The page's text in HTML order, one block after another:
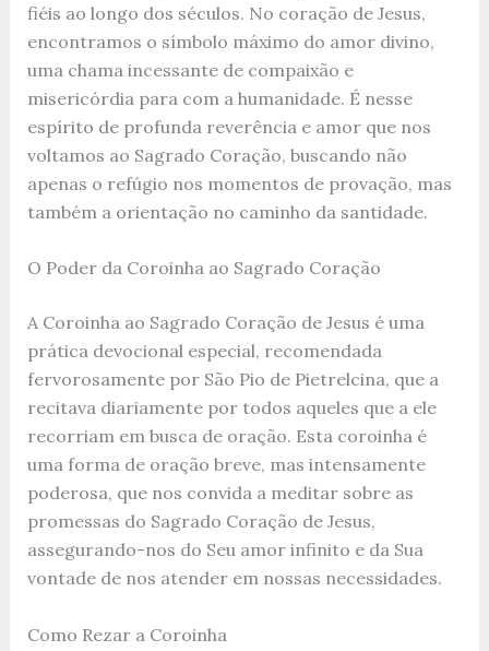
fiéis ao longo dos séculos. No coração de Jesus,
encontramos o símbolo máximo do amor divino,
uma chama incessante de compaixão e
misericórdia para com a humanidade. É nesse
espírito de profunda reverência e amor que nos
voltamos ao Sagrado Coração, buscando não
apenas o refúgio nos momentos de provação, mas
também a orientação no caminho da santidade.
O Poder da Coroinha ao Sagrado Coração
A Coroinha ao Sagrado Coração de Jesus é uma
prática devocional especial, recomendada
fervorosamente por São Pio de Pietrelcina, que a
recitava diariamente por todos aqueles que a ele
recorriam em busca de oração. Esta coroinha é
uma forma de oração breve, mas intensamente
poderosa, que nos convida a meditar sobre as
promessas do Sagrado Coração de Jesus,
assegurando-nos do Seu amor infinito e da Sua
vontade de nos atender em nossas necessidades.
Como Rezar a Coroinha